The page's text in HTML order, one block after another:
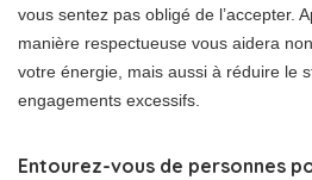
vous sentez pas obligé de l’accepter.
manière respectueuse vous aidera
votre énergie, mais aussi à réduire le
engagements excessifs.
Entourez-vous de personnes